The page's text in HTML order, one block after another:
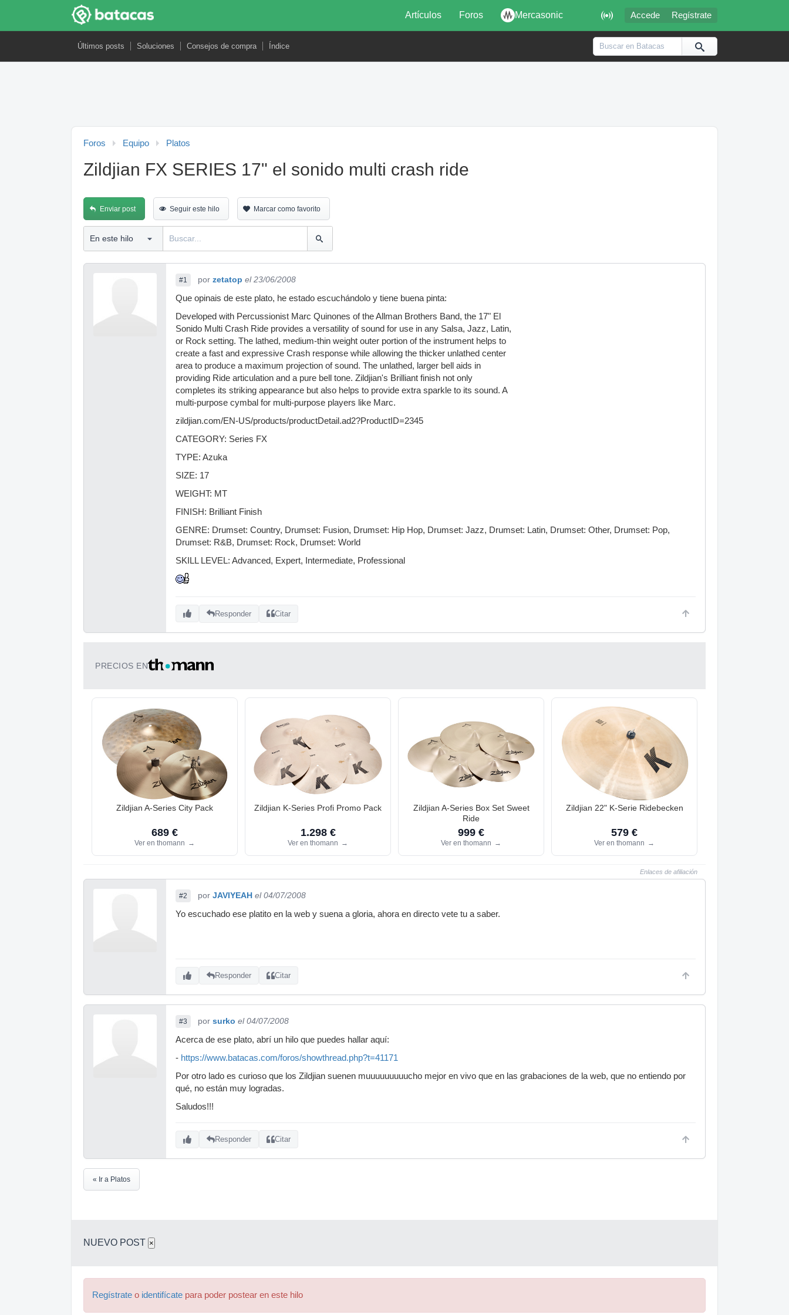
 Accede Regístrate
Artículos Foros Mercasonic
Últimos posts Soluciones Consejos de compra Índice
Foros Equipo Platos
Zildjian FX SERIES 17" el sonido multi crash ride
Enviar post Seguir este hilo Marcar como favorito
#1 por zetatop el 23/06/2008
Que opinais de este plato, he estado escuchándolo y tiene buena pinta:
Developed with Percussionist Marc Quinones of the Allman Brothers Band, the 17" El
Sonido Multi Crash Ride provides a versatility of sound for use in any Salsa, Jazz, Latin,
or Rock setting. The lathed, medium-thin weight outer portion of the instrument helps to
create a fast and expressive Crash response while allowing the thicker unlathed center
area to produce a maximum projection of sound. The unlathed, larger bell aids in
providing Ride articulation and a pure bell tone. Zildjian's Brilliant finish not only
completes its striking appearance but also helps to provide extra sparkle to its sound. A
multi-purpose cymbal for multi-purpose players like Marc.
zildjian.com/EN-US/products/productDetail.ad2?ProductID=2345
CATEGORY: Series FX
TYPE: Azuka
SIZE: 17
WEIGHT: MT
FINISH: Brilliant Finish
GENRE: Drumset: Country, Drumset: Fusion, Drumset: Hip Hop, Drumset: Jazz, Drumset: Latin, Drumset: Other, Drumset: Pop,
Drumset: R&B, Drumset: Rock, Drumset: World
SKILL LEVEL: Advanced, Expert, Intermediate, Professional
Responder Citar
PRECIOS EN
Zildjian A-Series City Pack
689 €
Ver en thomann →
Zildjian K-Series Profi Promo Pack
1.298 €
Ver en thomann →
Zildjian A-Series Box Set Sweet
Ride
999 €
Ver en thomann →
Zildjian 22" K-Serie Ridebecken
579 €
Ver en thomann →
Enlaces de afiliación
#2 por JAVIYEAH el 04/07/2008
Yo escuchado ese platito en la web y suena a gloria, ahora en directo vete tu a saber.
Responder Citar
#3 por surko el 04/07/2008
Acerca de ese plato, abrí un hilo que puedes hallar aquí:
- https://www.batacas.com/foros/showthread.php?t=41171
Por otro lado es curioso que los Zildjian suenen muuuuuuuuucho mejor en vivo que en las grabaciones de la web, que no entiendo por
qué, no están muy logradas.
Saludos!!!
Responder Citar
« Ir a Platos
NUEVO POST ×
Regístrate o identifícate para poder postear en este hilo